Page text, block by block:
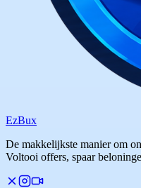
EzBux
De makkelijkste manier om
Voltooi offers, spaar